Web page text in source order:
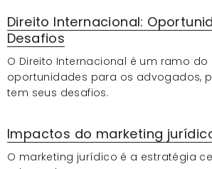
Direito Internacional:
Desafios
O Direito Internacional é um ramo do
oportunidades para os advogados,
tem seus desafios.
Impactos do marketing
O marketing jurídico é a estratégia